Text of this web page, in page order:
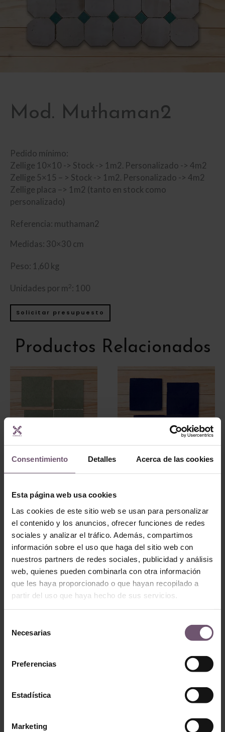
Consentimiento Detalles Acerca de las cookies
Esta página web usa cookies
Las cookies de este sitio web se usan para personalizar
el contenido y los anuncios, ofrecer funciones de redes
sociales y analizar el tráfico. Además, compartimos
información sobre el uso que haga del sitio web con
nuestros partners de redes sociales, publicidad y análisis
web, quienes pueden combinarla con otra información
que les haya proporcionado o que hayan recopilado a
partir del uso que haya hecho de sus servicios.
Necesarias
Preferencias
Estadística
Marketing
Mod. Muthaman2
Pedido mínimo:
Zellige 10×10 -> Stock -> 1m2. Personalizado -> 4m2
Zellige 5×15 – > Stock -> 1m2. Personalizado -> 4m2
Zellige placa –> 1m2 (tanto en stock como
personalizado)
Referencia: muthaman2
Medidas: 30×30 cm
Peso: 1,60 kg
Unidades por m 2: 100
Solicitar presupuesto
Productos Relacionados
Mod. ZC217 –
LEER MÁS
none
Zellige en stock - none